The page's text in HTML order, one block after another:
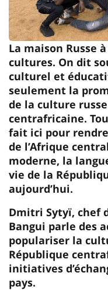
La maison Russe
cultures. On dit
culturel et
seulement la
de la culture
centrafricaine.
fait ici pour
de l’Afrique
moderne, la
vie de la
aujourd’hui.
Dmitri Sytyï, chef
Bangui parle des
populariser la
République
initiatives
pays.